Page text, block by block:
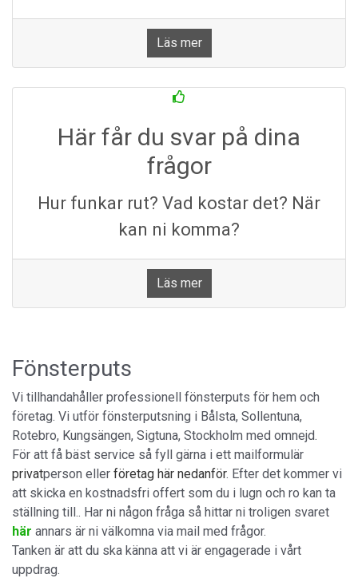
Läs mer
Här får du svar på dina
frågor
Hur funkar rut? Vad kostar det? När
kan ni komma?
Läs mer
Fönsterputs
Vi tillhandahåller professionell fönsterputs för hem och
företag. Vi utför fönsterputsning i Bålsta, Sollentuna,
Rotebro, Kungsängen, Sigtuna, Stockholm med omnejd.
För att få bäst service så fyll gärna i ett mailformulär
privatperson eller företag här nedanför. Efter det kommer vi
att skicka en kostnadsfri offert som du i lugn och ro kan ta
ställning till.. Har ni någon fråga så hittar ni troligen svaret
här annars är ni välkomna via mail med frågor.
Tanken är att du ska känna att vi är engagerade i vårt
uppdrag.